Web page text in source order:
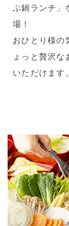
ぶ鍋ランチ」
場！
おひとり様の
ょっと贅沢な
いただけます